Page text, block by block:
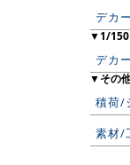
デカ
▼1/150
デカ
▼その
積荷/
素材/